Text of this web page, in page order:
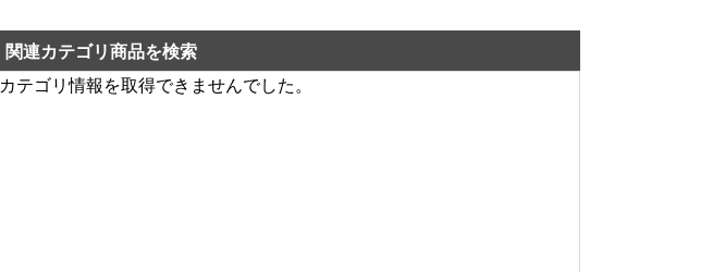
関連カテゴリ商品を検索
カテゴリ情報を取得できませんでした。